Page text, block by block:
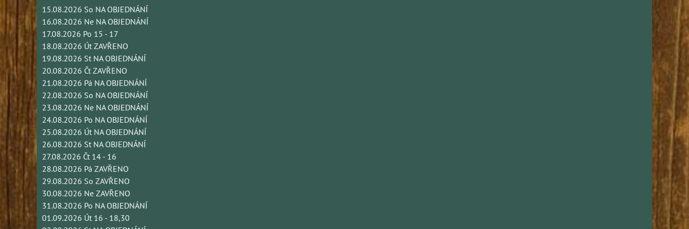
15.08.2026 So NA OBJEDNÁNÍ
16.08.2026 Ne NA OBJEDNÁNÍ
17.08.2026 Po 15 - 17
18.08.2026 Út ZAVŘENO
19.08.2026 St NA OBJEDNÁNÍ
20.08.2026 Čt ZAVŘENO
21.08.2026 Pá NA OBJEDNÁNÍ
22.08.2026 So NA OBJEDNÁNÍ
23.08.2026 Ne NA OBJEDNÁNÍ
24.08.2026 Po NA OBJEDNÁNÍ
25.08.2026 Út NA OBJEDNÁNÍ
26.08.2026 St NA OBJEDNÁNÍ
27.08.2026 Čt 14 - 16
28.08.2026 Pá ZAVŘENO
29.08.2026 So ZAVŘENO
30.08.2026 Ne ZAVŘENO
31.08.2026 Po NA OBJEDNÁNÍ
01.09.2026 Út 16 - 18,30